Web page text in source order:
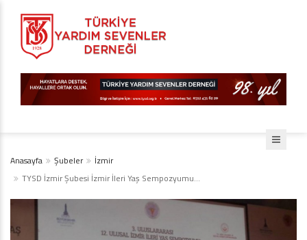
Anasayfa Şubeler
İzmir
TYSD İzmir Şubesi İzmir İleri Yaş Sempozyumu…